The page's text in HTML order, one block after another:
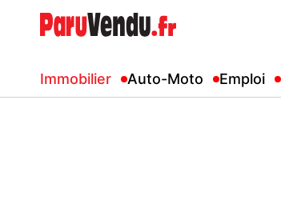
Immobilier Auto-Moto Emploi